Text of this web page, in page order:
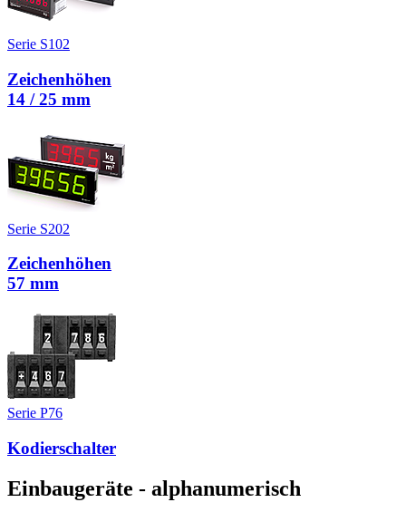
Serie S102
Zeichenhöhen
14 / 25 mm
Serie S202
Zeichenhöhen
57 mm
Serie P76
Kodierschalter
Einbaugeräte - alphanumerisch